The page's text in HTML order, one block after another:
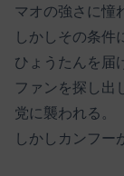
マオの強さに憧
しかしその条件
ひょうたんを届
ファンを探し出
党に襲われる。
しかしカンフー